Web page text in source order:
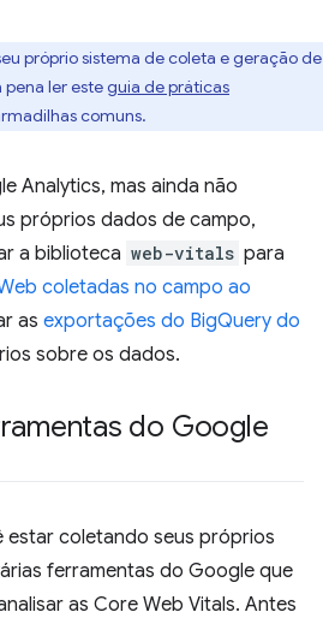
próprio sistema de coleta e geração de
pena ler esteguia de práticas
comuns.
Analytics, mas ainda não
próprios dados de campo,
a biblioteca web-vitals para
coletadas no campo ao
as exportações do BigQuery do
sobre os dados.
do Google
estar coletando seus próprios
ferramentas do Google que
as Core Web Vitals. Antes